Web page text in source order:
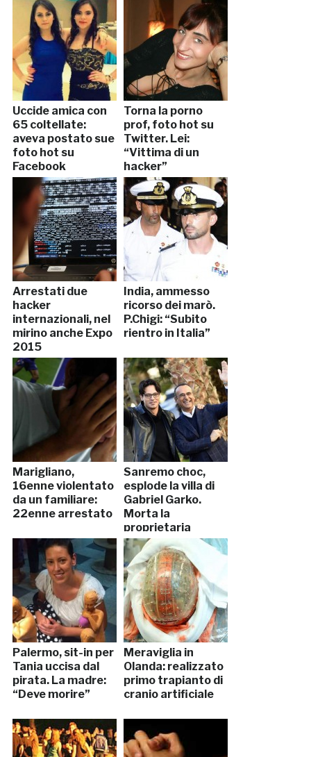
Uccide amica con
65 coltellate:
aveva postato sue
foto hot su
Facebook
Torna la porno
prof, foto hot su
Twitter. Lei:
“Vittima di un
hacker”
Arrestati due
hacker
internazionali, nel
mirino anche Expo
2015
India, ammesso
ricorso dei marò.
P.Chigi: “Subito
rientro in Italia”
Marigliano,
16enne violentato
da un familiare:
22enne arrestato
Sanremo choc,
esplode la villa di
Gabriel Garko.
Morta la
proprietaria
Palermo, sit-in per
Tania uccisa dal
pirata. La madre:
“Deve morire”
Meraviglia in
Olanda: realizzato
primo trapianto di
cranio artificiale